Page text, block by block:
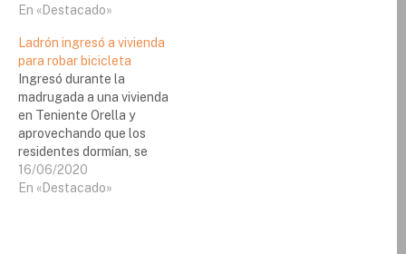
En «Destacado»
Ladrón ingresó a vivienda
para robar bicicleta
Ingresó durante la
madrugada a una vivienda
en Teniente Orella y
aprovechando que los
residentes dormían, se
llevó una bicicleta que se
encontraba en el
16/06/2020
En «Destacado»